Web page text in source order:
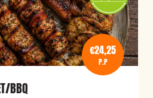
€24,25
P.P
BBQ